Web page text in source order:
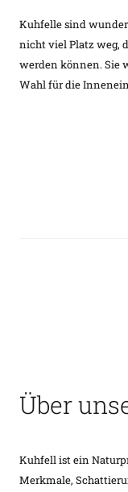
Kuhfelle sind
nicht viel Platz weg,
werden können. Sie
Wahl für die
Über
Kuhfell ist ein
Merkmale,